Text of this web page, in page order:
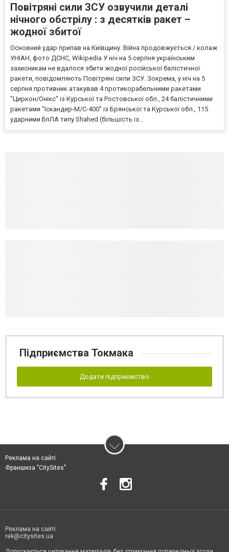
Повітряні сили ЗСУ озвучили деталі
нічного обстрілу : з десятків ракет –
жодної збитої
Основний удар припав на Київщину. Війна продовжується / колаж
УНІАН, фото ДСНС, Wikipedia У ніч на 5 серпня українським
захисникам не вдалося збити жодної російської балістичної
ракети, повідомляють Повітряні сили ЗСУ. Зокрема, у ніч на 5
серпня противник атакував 4 протикорабельними ракетами
"Циркон/Онікс" із Курської та Ростовської обл., 24 балістичними
ракетами "Іскандер-М/С-400" із Брянської та Курської обл., 115
ударними БпЛА типу Shahed (більшість із...
Підприємства Токмака
Додати підприємство
Реклама на сайті
Франшиза "CitySites"
Реклама на сайті:
rek@citysites.ua